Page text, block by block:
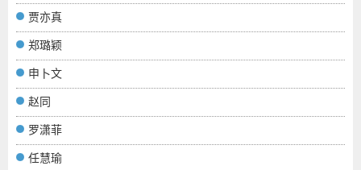
贾亦真
郑璐颖
申卜文
赵同
罗潇菲
任慧瑜